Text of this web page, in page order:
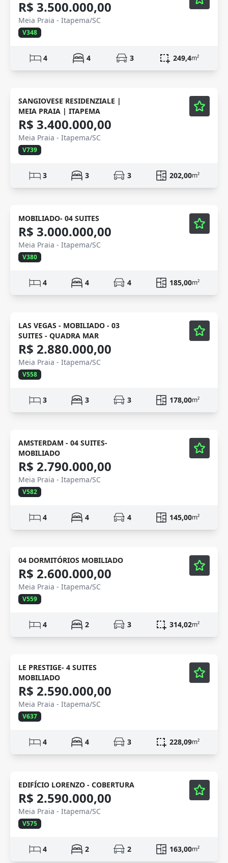
R$ 3.500.000,00
Meia Praia - Itapema/SC
V348
4 4 3 249,4m²
Vídeo Mobiliado
SANGIOVESE RESIDENZIALE |
MEIA PRAIA | ITAPEMA
R$ 3.400.000,00
Meia Praia - Itapema/SC
V739
3 3 3 202,00m²
Vídeo Mobiliado
MOBILIADO- 04 SUITES
R$ 3.000.000,00
Meia Praia - Itapema/SC
V380
4 4 4 185,00m²
Vídeo Mobiliado
LAS VEGAS - MOBILIADO - 03
SUITES - QUADRA MAR
R$ 2.880.000,00
Meia Praia - Itapema/SC
V558
3 3 3 178,00m²
Vídeo Mobiliado
AMSTERDAM - 04 SUITES-
MOBILIADO
R$ 2.790.000,00
Meia Praia - Itapema/SC
V582
4 4 4 145,00m²
Vídeo Mobiliado
04 DORMITÓRIOS MOBILIADO
R$ 2.600.000,00
Meia Praia - Itapema/SC
V559
4 2 3 314,02m²
Vídeo Mobiliado
LE PRESTIGE- 4 SUITES
MOBILIADO
R$ 2.590.000,00
Meia Praia - Itapema/SC
V637
4 4 3 228,09m²
Vídeo Mobiliado
EDIFÍCIO LORENZO - COBERTURA
R$ 2.590.000,00
Meia Praia - Itapema/SC
V575
4 2 2 163,00m²